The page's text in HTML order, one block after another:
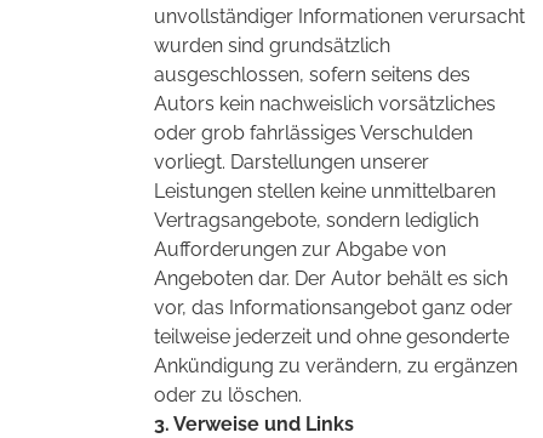
unvollständiger Informationen verursacht
wurden sind grundsätzlich
ausgeschlossen, sofern seitens des
Autors kein nachweislich vorsätzliches
oder grob fahrlässiges Verschulden
vorliegt. Darstellungen unserer
Leistungen stellen keine unmittelbaren
Vertragsangebote, sondern lediglich
Aufforderungen zur Abgabe von
Angeboten dar. Der Autor behält es sich
vor, das Informationsangebot ganz oder
teilweise jederzeit und ohne gesonderte
Ankündigung zu verändern, zu ergänzen
oder zu löschen.
3. Verweise und Links